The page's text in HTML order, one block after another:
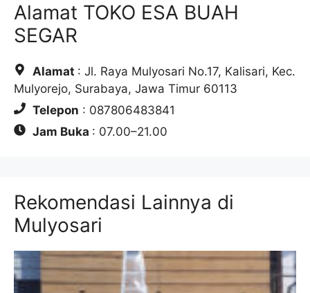
Alamat TOKO ESA BUAH
SEGAR
Alamat : Jl. Raya Mulyosari No.17, Kalisari, Kec.
Mulyorejo, Surabaya, Jawa Timur 60113
Telepon : 087806483841
Jam Buka : 07.00–21.00
Rekomendasi Lainnya di
Mulyosari